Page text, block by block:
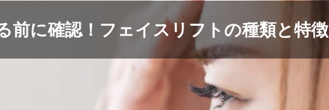
前に確認！フェイスリフトの種類と特徴